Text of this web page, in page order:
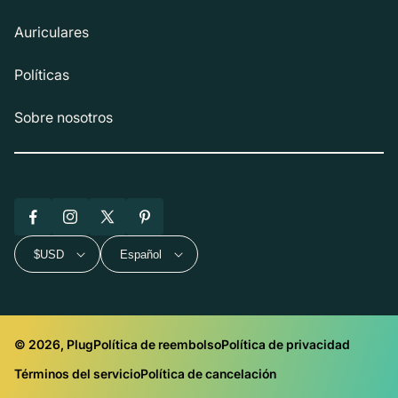
Auriculares
Políticas
Sobre nosotros
FacebookInstagram
X
(Twitter)
Pinterest
$USD Español
© 2026, PlugPolítica de reembolsoPolítica de privacidad
Términos del servicioPolítica de cancelación